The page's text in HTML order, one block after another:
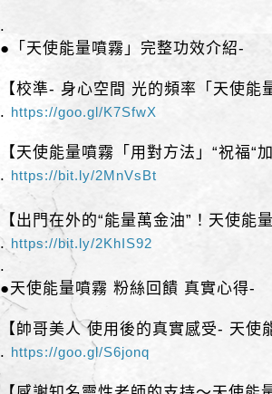
.
●「天使能量噴霧」完整功效介紹-
【校準- 身心空間 光的頻率「天使能
. https://goo.gl/K7SfwX
【天使能量噴霧「用對方法」“祝福“
. https://bit.ly/2MnVsBt
【出門在外的“能量萬金油”！天使能
. https://bit.ly/2KhIS92
.
●天使能量噴霧 粉絲回饋 真實心得-
【帥哥美人 使用後的真實感受- 天使
. https://goo.gl/S6jonq